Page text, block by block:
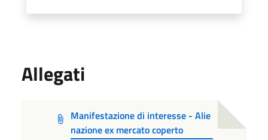
Allegati
Manifestazione di interesse - Alie
nazione ex mercato coperto